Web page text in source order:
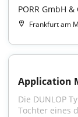
PORR GmbH &
Frankfurt am
Application
Die DUNLOP
Tochter eines